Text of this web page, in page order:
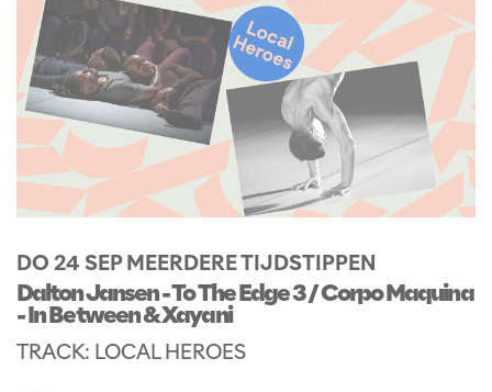
Dalton Jansen - To The Edge 3 / Corpo Maquina
- In Between & Xayani
TRACK: LOCAL HEROES
DO 24 SEPMEERDERE TIJDSTIPPEN